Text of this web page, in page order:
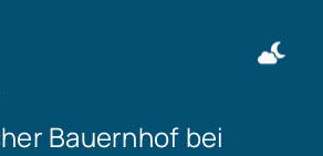
Bauernhof bei